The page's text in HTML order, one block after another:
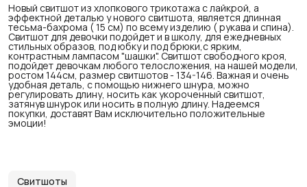
Новый свитшот из хлопкового трикотажа с лайкрой, а
эффектной деталью у нового свитшота, является длинная
тесьма-бахрома ( 15 см) по всему изделию ( рукава и спина).
Свитшот для девочки подойдет и в школу, для ежедневных
стильных образов, под юбку и под брюки,с ярким,
контрастным лампасом "шашки". Свитшот свободного кроя,
подойдет девочкам любого телосложения, на нашей модели,
ростом 144см, размер свитшотов - 134-146. Важная и очень
удобная деталь, с помощью нижнего шнура, можно
регулировать длину, носить как укороченный свитшот,
затянув шнурок или носить в полную длину. Надеемся
покупки, доставят Вам исключительно положительные
эмоции!
Свитшоты